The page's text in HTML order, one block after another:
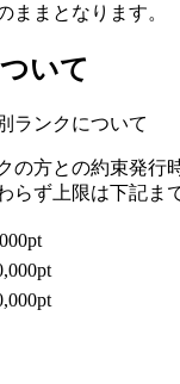
まとなります。
いて
ランクについて
の方との約束発行
ず上限は下記ま